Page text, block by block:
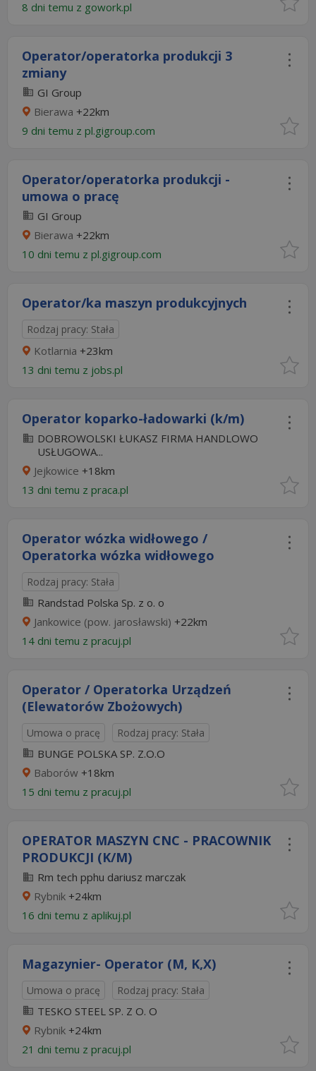
8 dni temu z gowork.pl
Operator/operatorka produkcji 3
zmiany
GI Group
Bierawa +22km
9 dni temu z pl.gigroup.com
Operator/operatorka produkcji -
umowa o pracę
GI Group
Bierawa +22km
10 dni temu z pl.gigroup.com
Operator/ka maszyn produkcyjnych
Rodzaj pracy: Stała
Kotlarnia +23km
13 dni temu z jobs.pl
Operator koparko-ładowarki (k/m)
DOBROWOLSKI ŁUKASZ FIRMA HANDLOWO
USŁUGOWA...
Jejkowice +18km
13 dni temu z praca.pl
Operator wózka widłowego /
Operatorka wózka widłowego
Rodzaj pracy: Stała
Randstad Polska Sp. z o. o
Jankowice (pow. jarosławski) +22km
14 dni temu z pracuj.pl
Operator / Operatorka Urządzeń
(Elewatorów Zbożowych)
Umowa o pracę Rodzaj pracy: Stała
BUNGE POLSKA SP. Z.O.O
Baborów +18km
15 dni temu z pracuj.pl
OPERATOR MASZYN CNC - PRACOWNIK
PRODUKCJI (K/M)
Rm tech pphu dariusz marczak
Rybnik +24km
16 dni temu z aplikuj.pl
Magazynier- Operator (M, K,X)
Umowa o pracę Rodzaj pracy: Stała
TESKO STEEL SP. Z O. O
Rybnik +24km
21 dni temu z pracuj.pl